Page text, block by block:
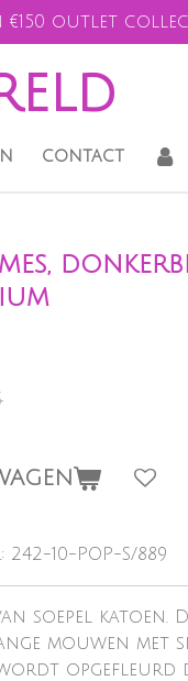
€150 outlet
contact
242-10-POP-S/889
van soepel
mouwen met
opgefleurd